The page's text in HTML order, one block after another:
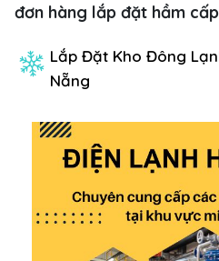
đơn hàng lắp đặt hầm
Lắp Đặt Kho Đông
Nẵng